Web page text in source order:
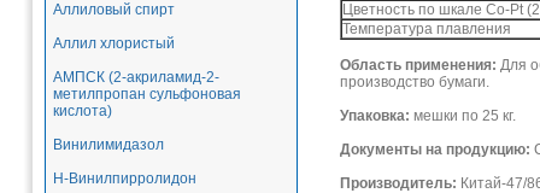
Аллиловый спирт
Аллил хлористый
АМПСК (2-акриламид-2-
метилпропан сульфоновая
кислота)
Винилимидазол
Н-Винилпирролидон
Цветность по шкале Co-Pt
Температура плавления
Область применения: Для
производство бумаги.
Упаковка: мешки по 25 кг.
Документы на продукцию:
Производитель: Китай-47/